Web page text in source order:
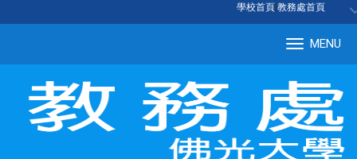
學校首頁 教務處首頁
MENU